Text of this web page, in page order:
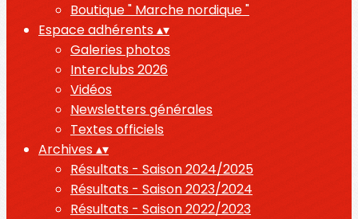
Boutique " Marche nordique "
Espace adhérents▴▾
Galeries photos
Interclubs 2026
Vidéos
Newsletters générales
Textes officiels
Archives▴▾
Résultats - Saison 2024/2025
Résultats - Saison 2023/2024
Résultats - Saison 2022/2023